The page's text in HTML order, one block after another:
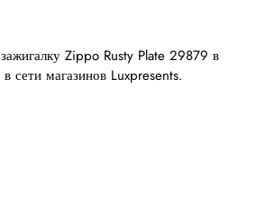
Zippo Rusty Plate 29879 в
сети магазинов Luxpresents.